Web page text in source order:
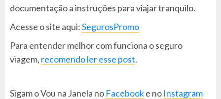
documentação a instruções para viajar tranquilo.
Acesse o site aqui:SegurosPromo
Para entender melhor com funciona o seguro
viagem, recomendo ler esse post.
Sigam o Vou na Janela no Facebooke no Instagram